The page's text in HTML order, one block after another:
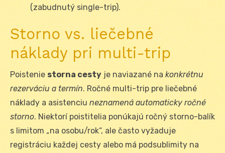
(zabudnutý single-trip).
Storno vs. liečebné
náklady pri multi-trip
Poistenie storna cesty je naviazané na konkrétnu
rezerváciu a termín. Ročné multi-trip pre liečebné
náklady a asistenciu neznamená automaticky ročné
storno. Niektorí poistitelia ponúkajú ročný storno-balík
s limitom „na osobu/rok“, ale často vyžaduje
registráciu každej cesty alebo má podsublimity na